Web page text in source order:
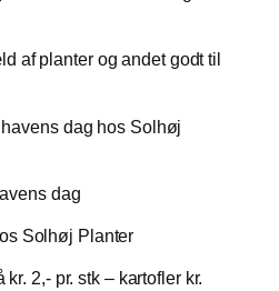
dag
2,- pr. stk – kartofler kr.